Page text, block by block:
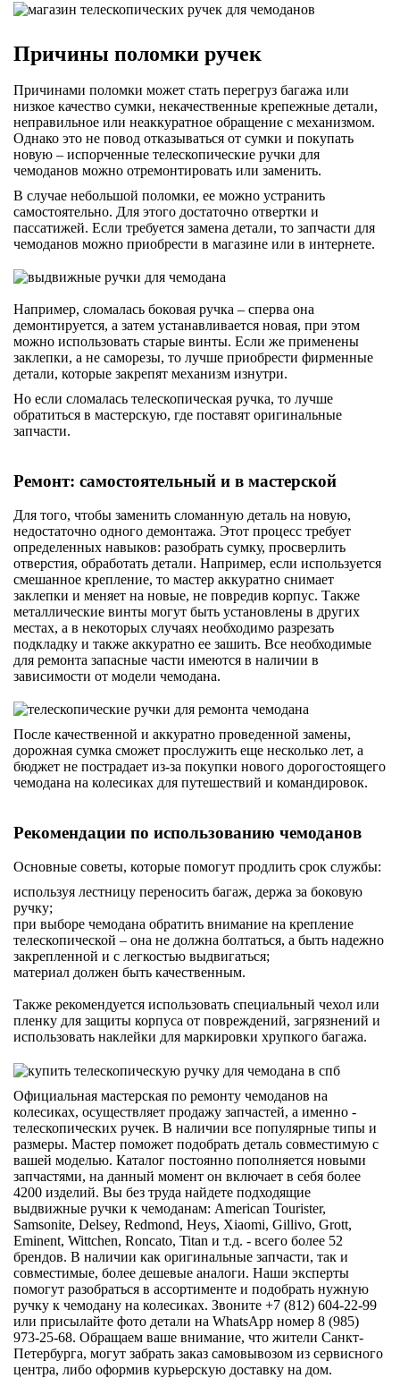
Причины поломки ручек
Причинами поломки может стать перегруз багажа или
низкое качество сумки, некачественные крепежные детали,
неправильное или неаккуратное обращение с механизмом.
Однако это не повод отказываться от сумки и покупать
новую – испорченные телескопические ручки для
чемоданов можно отремонтировать или заменить.
В случае небольшой поломки, ее можно устранить
самостоятельно. Для этого достаточно отвертки и
пассатижей. Если требуется замена детали, то запчасти для
чемоданов можно приобрести в магазине или в интернете.
Например, сломалась боковая ручка – сперва она
демонтируется, а затем устанавливается новая, при этом
можно использовать старые винты. Если же применены
заклепки, а не саморезы, то лучше приобрести фирменные
детали, которые закрепят механизм изнутри.
Но если сломалась телескопическая ручка, то лучше
обратиться в мастерскую, где поставят оригинальные
запчасти.
Ремонт: самостоятельный и в мастерской
Для того, чтобы заменить сломанную деталь на новую,
недостаточно одного демонтажа. Этот процесс требует
определенных навыков: разобрать сумку, просверлить
отверстия, обработать детали. Например, если используется
смешанное крепление, то мастер аккуратно снимает
заклепки и меняет на новые, не повредив корпус. Также
металлические винты могут быть установлены в других
местах, а в некоторых случаях необходимо разрезать
подкладку и также аккуратно ее зашить. Все необходимые
для ремонта запасные части имеются в наличии в
зависимости от модели чемодана.
После качественной и аккуратно проведенной замены,
дорожная сумка сможет прослужить еще несколько лет, а
бюджет не пострадает из-за покупки нового дорогостоящего
чемодана на колесиках для путешествий и командировок.
Рекомендации по использованию чемоданов
Основные советы, которые помогут продлить срок службы:
используя лестницу переносить багаж, держа за боковую
ручку;
при выборе чемодана обратить внимание на крепление
телескопической – она не должна болтаться, а быть надежно
закрепленной и с легкостью выдвигаться;
материал должен быть качественным.
Также рекомендуется использовать специальный чехол или
пленку для защиты корпуса от повреждений, загрязнений и
использовать наклейки для маркировки хрупкого багажа.
Официальная мастерская по ремонту чемоданов на
колесиках, осуществляет продажу запчастей, а именно -
телескопических ручек. В наличии все популярные типы и
размеры. Мастер поможет подобрать деталь совместимую с
вашей моделью. Каталог постоянно пополняется новыми
запчастями, на данный момент он включает в себя более
4200 изделий. Вы без труда найдете подходящие
выдвижные ручки к чемоданам: American Tourister,
Samsonite, Delsey, Redmond, Heys, Xiaomi, Gillivo, Grott,
Eminent, Wittchen, Roncato, Titan и т.д. - всего более 52
брендов. В наличии как оригинальные запчасти, так и
совместимые, более дешевые аналоги. Наши эксперты
помогут разобраться в ассортименте и подобрать нужную
ручку к чемодану на колесиках. Звоните +7 (812) 604-22-99
или присылайте фото детали на WhatsApp номер 8 (985)
973-25-68. Обращаем ваше внимание, что жители Санкт-
Петербурга, могут забрать заказ самовывозом из сервисного
центра, либо оформив курьерскую доставку на дом.